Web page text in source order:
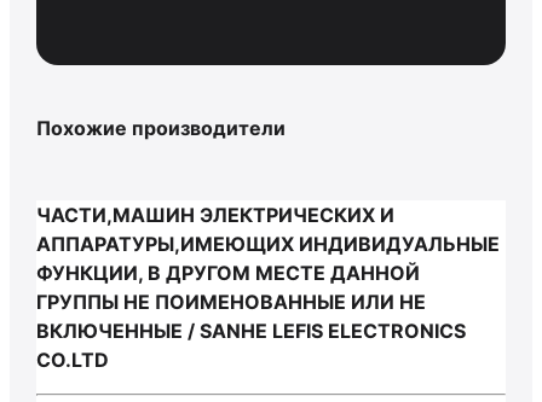
Похожие производители
ЧАСТИ,МАШИН ЭЛЕКТРИЧЕСКИХ И
АППАРАТУРЫ,ИМЕЮЩИХ ИНДИВИДУАЛЬНЫЕ
ФУНКЦИИ, В ДРУГОМ МЕСТЕ ДАННОЙ
ГРУППЫ НЕ ПОИМЕНОВАННЫЕ ИЛИ НЕ
ВКЛЮЧЕННЫЕ / SANHE LEFIS ELECTRONICS
CO.LTD